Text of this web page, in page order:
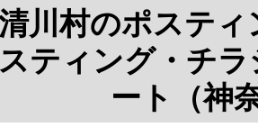
川村のポステ
ティング・チ
ート（神